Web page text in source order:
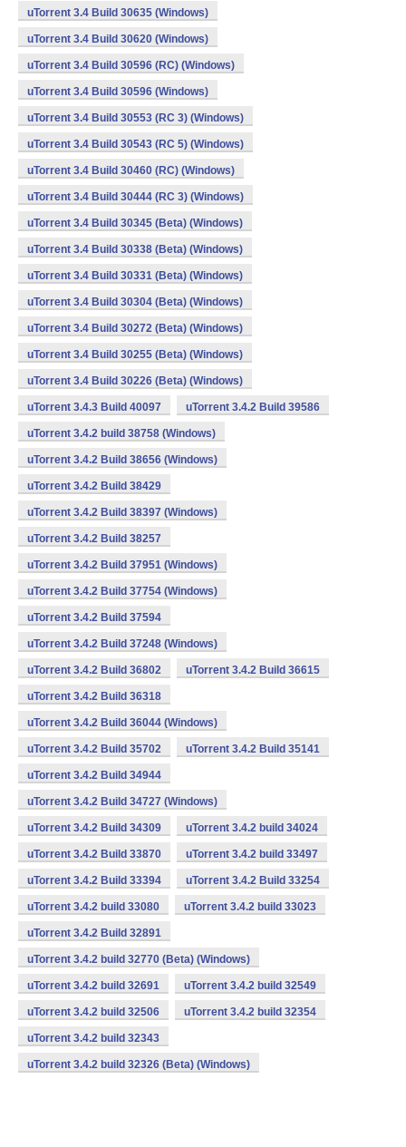
uTorrent 3.4 Build 30635 (Windows)
uTorrent 3.4 Build 30620 (Windows)
uTorrent 3.4 Build 30596 (RC) (Windows)
uTorrent 3.4 Build 30596 (Windows)
uTorrent 3.4 Build 30553 (RC 3) (Windows)
uTorrent 3.4 Build 30543 (RC 5) (Windows)
uTorrent 3.4 Build 30460 (RC) (Windows)
uTorrent 3.4 Build 30444 (RC 3) (Windows)
uTorrent 3.4 Build 30345 (Beta) (Windows)
uTorrent 3.4 Build 30338 (Beta) (Windows)
uTorrent 3.4 Build 30331 (Beta) (Windows)
uTorrent 3.4 Build 30304 (Beta) (Windows)
uTorrent 3.4 Build 30272 (Beta) (Windows)
uTorrent 3.4 Build 30255 (Beta) (Windows)
uTorrent 3.4 Build 30226 (Beta) (Windows)
uTorrent 3.4.3 Build 40097 uTorrent 3.4.2 Build 39586
uTorrent 3.4.2 build 38758 (Windows)
uTorrent 3.4.2 Build 38656 (Windows)
uTorrent 3.4.2 Build 38429
uTorrent 3.4.2 Build 38397 (Windows)
uTorrent 3.4.2 Build 38257
uTorrent 3.4.2 Build 37951 (Windows)
uTorrent 3.4.2 Build 37754 (Windows)
uTorrent 3.4.2 Build 37594
uTorrent 3.4.2 Build 37248 (Windows)
uTorrent 3.4.2 Build 36802 uTorrent 3.4.2 Build 36615
uTorrent 3.4.2 Build 36318
uTorrent 3.4.2 Build 36044 (Windows)
uTorrent 3.4.2 Build 35702 uTorrent 3.4.2 Build 35141
uTorrent 3.4.2 Build 34944
uTorrent 3.4.2 Build 34727 (Windows)
uTorrent 3.4.2 Build 34309 uTorrent 3.4.2 build 34024
uTorrent 3.4.2 Build 33870 uTorrent 3.4.2 build 33497
uTorrent 3.4.2 Build 33394 uTorrent 3.4.2 Build 33254
uTorrent 3.4.2 build 33080 uTorrent 3.4.2 build 33023
uTorrent 3.4.2 Build 32891
uTorrent 3.4.2 build 32770 (Beta) (Windows)
uTorrent 3.4.2 build 32691 uTorrent 3.4.2 build 32549
uTorrent 3.4.2 build 32506 uTorrent 3.4.2 build 32354
uTorrent 3.4.2 build 32343
uTorrent 3.4.2 build 32326 (Beta) (Windows)